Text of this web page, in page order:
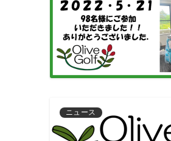
ニュース